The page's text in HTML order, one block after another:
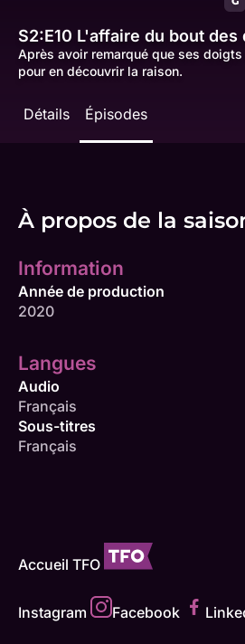
S2:E10 L'affaire du bout
Après avoir remarqué que ses
pour en découvrir la raison.
Détails Épisodes
À propos de la
Information
Année de production
2020
Langues
Audio
Français
Sous-titres
Français
Accueil TFO
Instagram Facebook